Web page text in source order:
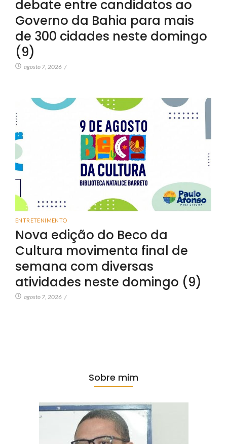
debate entre candidatos ao
Governo da Bahia para mais
de 300 cidades neste domingo
(9)
agosto 7, 2026 /
ENTRETENIMENTO
Nova edição do Beco da
Cultura movimenta final de
semana com diversas
atividades neste domingo (9)
agosto 7, 2026 /
Sobre mim